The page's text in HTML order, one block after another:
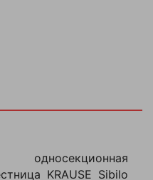
односекционная
KRAUSE Sibilo